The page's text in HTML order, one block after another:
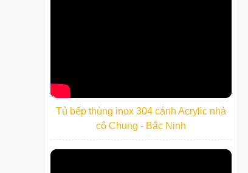
Tủ bếp thùng inox 304 cánh Acrylic nhà
cô Chung - Bắc Ninh